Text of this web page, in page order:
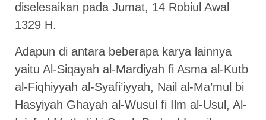
diselesaikan pada Jumat, 14 Robiul Awal
1329 H.
Adapun di antara beberapa karya lainnya
yaitu Al-Siqayah al-Mardiyah fi Asma al-Kutb
al-Fiqhiyyah al-Syafi’iyyah, Nail al-Ma’mul bi
Hasyiyah Ghayah al-Wusul fi Ilm al-Usul, Al-